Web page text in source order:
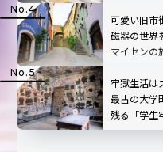
可愛い旧市
磁器の世界
マイセンの
牢獄生活は
最古の大学
残る「学生